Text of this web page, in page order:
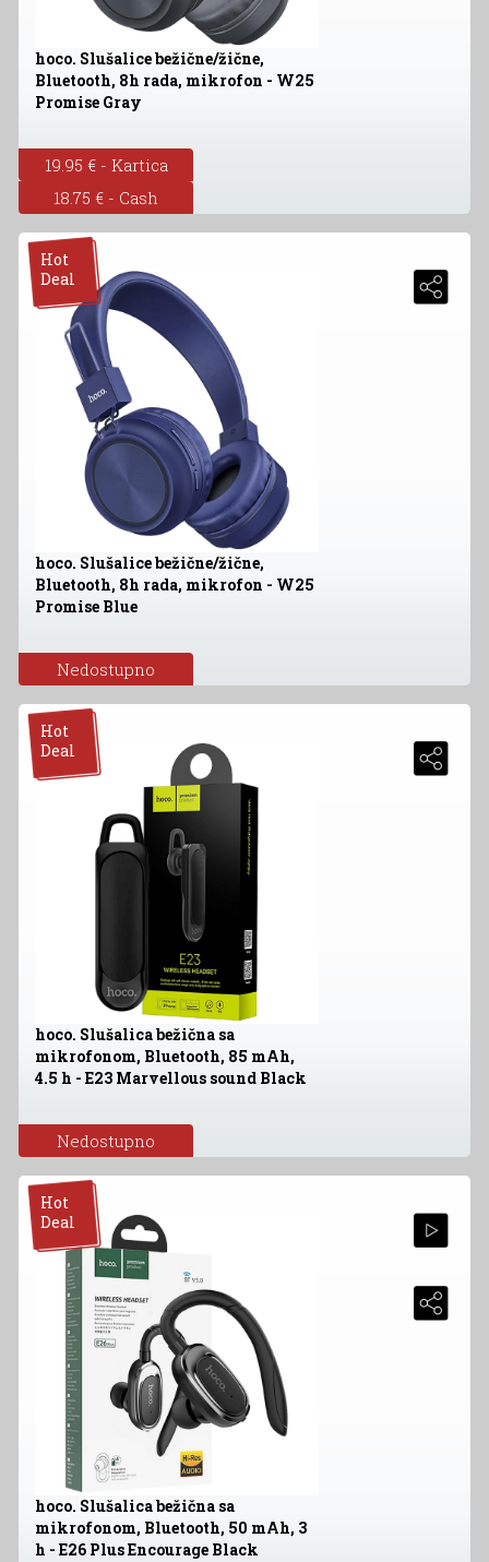
hoco. Slušalice bežične/žične,
Bluetooth, 8h rada, mikrofon - W25
Promise Gray
19.95 € - Kartica
18.75 € - Cash
Hot
Deal
hoco. Slušalice bežične/žične,
Bluetooth, 8h rada, mikrofon - W25
Promise Blue
Nedostupno
Hot
Deal
hoco. Slušalica bežična sa
mikrofonom, Bluetooth, 85 mAh,
4.5 h - E23 Marvellous sound Black
Nedostupno
Hot
Deal
hoco. Slušalica bežična sa
mikrofonom, Bluetooth, 50 mAh, 3
h - E26 Plus Encourage Black